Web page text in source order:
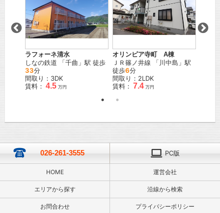
ラフォーネ清水
しなの鉄道 「千曲 」駅 徒歩
33分
間取り：3DK
賃料： 4.5 万円
オリンピア寺町 A棟
ＪＲ篠ノ井線 「川中島 」駅
徒歩6分
間取り：2LDK
賃料： 7.4 万円
026-261-3555 PC版
HOME 運営会社
エリアから探す 沿線から検索
お問合わせ プライバシーポリシー